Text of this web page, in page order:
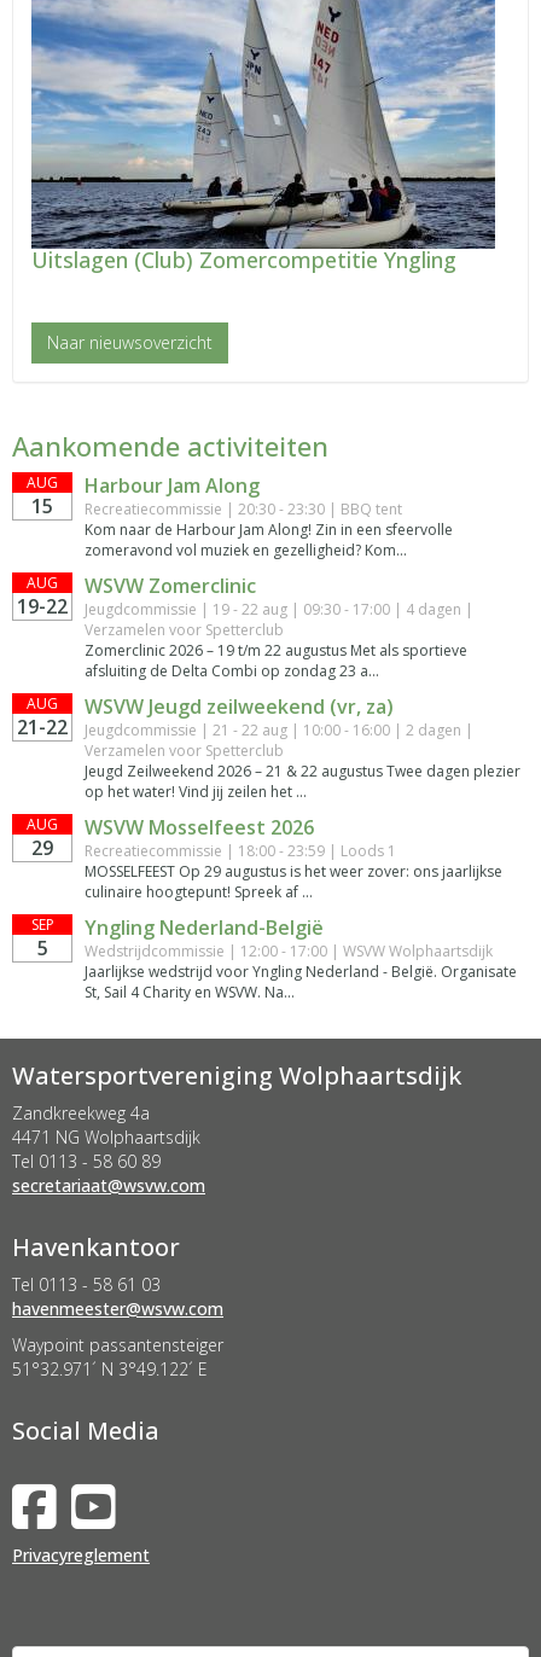
Uitslagen (Club) Zomercompetitie Yngling
Naar nieuwsoverzicht
Aankomende activiteiten
AUG
15
Harbour Jam Along
Recreatiecommissie | 20:30 - 23:30 | BBQ tent
Kom naar de Harbour Jam Along! Zin in een sfeervolle
zomeravond vol muziek en gezelligheid? Kom...
AUG
19-22
WSVW Zomerclinic
Jeugdcommissie | 19 - 22 aug | 09:30 - 17:00 | 4 dagen |
Verzamelen voor Spetterclub
Zomerclinic 2026 – 19 t/m 22 augustus Met als sportieve
afsluiting de Delta Combi op zondag 23 a...
AUG
21-22
WSVW Jeugd zeilweekend (vr, za)
Jeugdcommissie | 21 - 22 aug | 10:00 - 16:00 | 2 dagen |
Verzamelen voor Spetterclub
Jeugd Zeilweekend 2026 – 21 & 22 augustus Twee dagen plezier
op het water! Vind jij zeilen het ...
AUG
29
WSVW Mosselfeest 2026
Recreatiecommissie | 18:00 - 23:59 | Loods 1
MOSSELFEEST Op 29 augustus is het weer zover: ons jaarlijkse
culinaire hoogtepunt! Spreek af ...
SEP
5
Yngling Nederland-België
Wedstrijdcommissie | 12:00 - 17:00 | WSVW Wolphaartsdijk
Jaarlijkse wedstrijd voor Yngling Nederland - België. Organisate
St, Sail 4 Charity en WSVW. Na...
Watersportvereniging Wolphaartsdijk
Zandkreekweg 4a
4471 NG Wolphaartsdijk
Tel 0113 - 58 60 89
taairaterces@wsvw.com
Havenkantoor
Tel 0113 - 58 61 03
retseemnevah@wsvw.com
Waypoint passantensteiger
51°32.971´ N 3°49.122´ E
Social Media
Privacyreglement